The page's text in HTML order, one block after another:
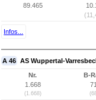
89.465
Infos...
A 46 AS Wuppertal-
Nr.
1.668
(1.668)
B-